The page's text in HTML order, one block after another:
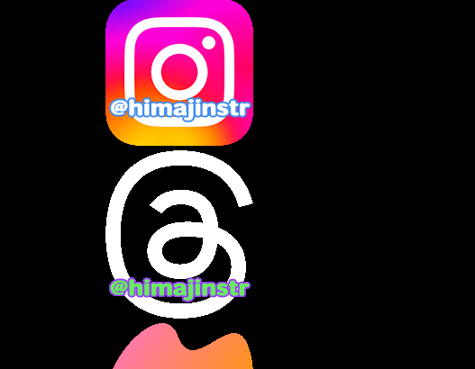
2024年12月
2024年11月(13)
2024年10月
2024年9月 (14)
2024年8月 (13)
2024年7月
(7)
2024年6月(10)
2024年5月(12)
2024年4月(15)
2024年3月
2024年1月
2023年12月
2023年11月 (4)
2023年10月
(3)
2023年9月
2023年8月(12)
2023年7月
(14)
2023年6月
2023年5月
(5)
2023年4月(6)
2023年3月
(3)
2023年1月
2022年12月
2022年11月